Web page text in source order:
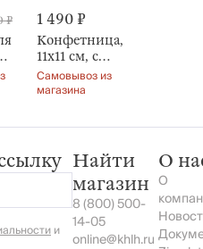
₽ 1 490 ₽
Конфетница,
11х11 см, с
крышкой,
Naiad
Самовывоз из
магазина
и
Найти
магазин
8 (800) 500-
14-05
online@khlh.ru
О
О